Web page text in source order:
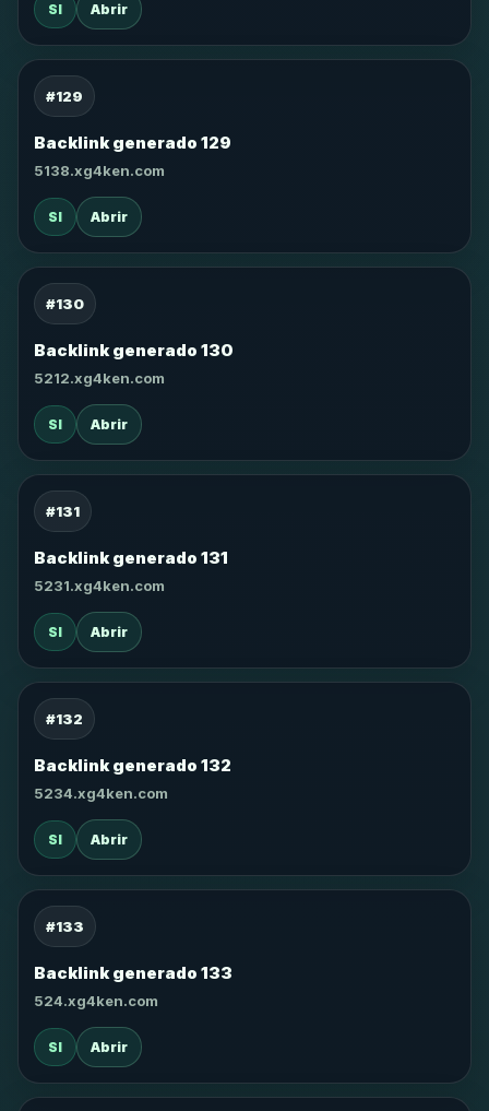
SI Abrir
#129
Backlink generado 129
5138.xg4ken.com
SI Abrir
#130
Backlink generado 130
5212.xg4ken.com
SI Abrir
#131
Backlink generado 131
5231.xg4ken.com
SI Abrir
#132
Backlink generado 132
5234.xg4ken.com
SI Abrir
#133
Backlink generado 133
524.xg4ken.com
SI Abrir